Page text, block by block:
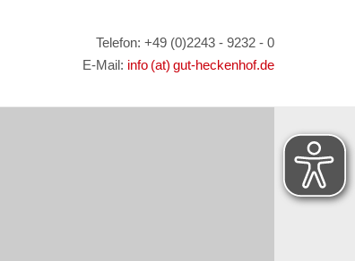
Telefon: +49 (0)2243 - 9232 - 0
E-Mail: info (at) gut-heckenhof.de